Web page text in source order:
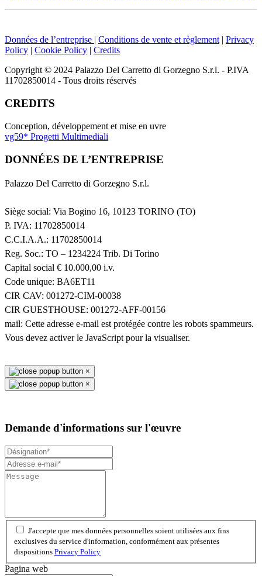
Données de l’entreprise | Conditions de vente et règlement | Privacy
Policy | Cookie Policy | Credits
Copyright © 2024 Palazzo Del Carretto di Gorzegno S.r.l. - P.IVA
11702850014 - Tous droits réservés
CREDITS
Conception, développement et mise en uvre
vg59* Progetti Multimediali
DONNÉES DE L’ENTREPRISE
Palazzo Del Carretto di Gorzegno S.r.l.
Siège social: Via Bogino 16, 10123 TORINO (TO)
P. IVA: 11702850014
C.C.I.A.A.: 11702850014
Reg. Soc.: TO – 1234224 Trib. Di Torino
Capital social € 10.000,00 i.v.
Code unique: BA6ET11
CIR CAV: 001272-CIM-00038
CIR GUESTHOUSE: 001272-AFF-00156
mail: Cette adresse e-mail est protégée contre les robots spammeurs.
Vous devez activer le JavaScript pour la visualiser.
×
×
Demande d'informations sur l'œuvre
J'accepte que mes données personnelles soient utilisées aux fins
exclusives du service d'information, conformément aux présentes
dispositions Privacy Policy
Pagina web